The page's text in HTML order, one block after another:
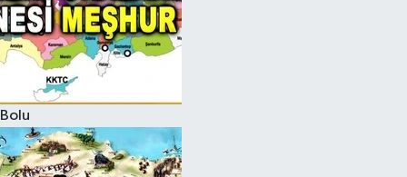
Bolu